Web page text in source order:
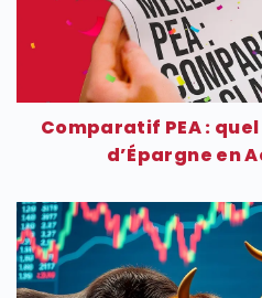
Comparatif PEA :
d’Épargne en